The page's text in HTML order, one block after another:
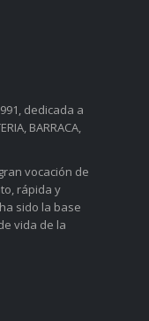
dedicada a
BARRACA,
vocación de
rápida y
sido la base
vida de la